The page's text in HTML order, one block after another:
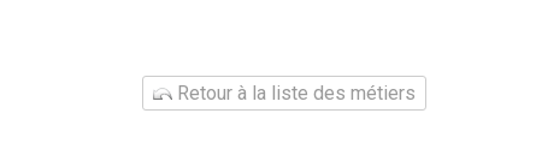
Retour à la liste des métiers